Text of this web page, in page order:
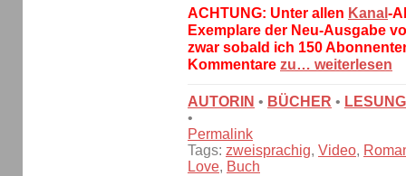
ACHTUNG: Unter allen Kanal -
Exemplare der Neu-Ausgabe
zwar sobald ich 150
Kommentare zu… weiterlesen
AUTORIN • BÜCHER •
•
Permalink
Tags: zweisprachig, Video,
Love, Buch